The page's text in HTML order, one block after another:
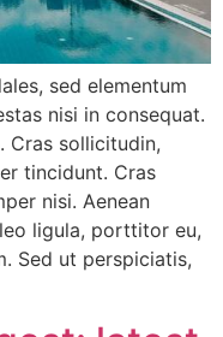
sed elementum
nisi in consequat.
Cras sollicitudin,
tincidunt. Cras
nisi. Aenean
ligula, porttitor eu,
Sed ut perspiciatis,